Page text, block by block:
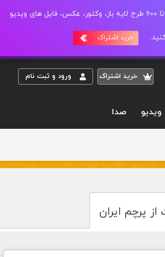
با خرید اشتراک ماهیانه تا 600 طرح لایه باز، وکتور، عکس، فایل های ویدیو
خرید اشتراک
خريد اشتراک ورود و ثبت نام
ویدیو صدا
پرچم ایران